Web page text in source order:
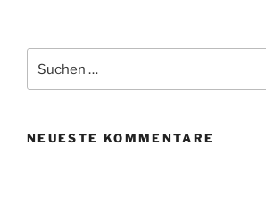
nach:
NEUESTE KOMMENTARE